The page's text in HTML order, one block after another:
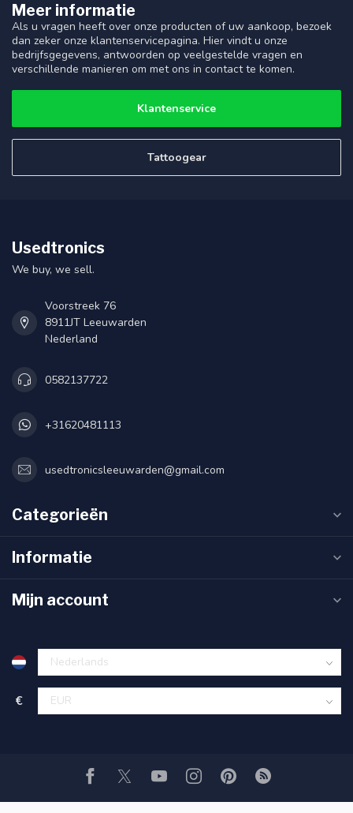
Meer informatie
Als u vragen heeft over onze producten of uw aankoop, bezoek
dan zeker onze klantenservicepagina. Hier vindt u onze
bedrijfsgegevens, antwoorden op veelgestelde vragen en
verschillende manieren om met ons in contact te komen.
Klantenservice
Tattoogear
Usedtronics
We buy, we sell.
Voorstreek 76
8911JT Leeuwarden
Nederland
0582137722
+31620481113
usedtronicsleeuwarden@gmail.com
Categorieën
Informatie
Mijn account
€